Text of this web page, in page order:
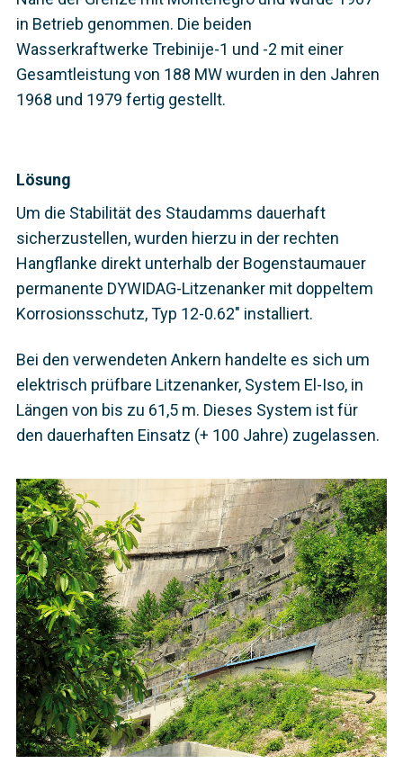
in Betrieb genommen. Die beiden
Wasserkraftwerke Trebinije-1 und -2 mit einer
Gesamtleistung von 188 MW wurden in den Jahren
1968 und 1979 fertig gestellt.
Lösung
Um die Stabilität des Staudamms dauerhaft
sicherzustellen, wurden hierzu in der rechten
Hangflanke direkt unterhalb der Bogenstaumauer
permanente DYWIDAG-Litzenanker mit doppeltem
Korrosionsschutz, Typ 12-0.62" installiert.
Bei den verwendeten Ankern handelte es sich um
elektrisch prüfbare Litzenanker, System El-Iso, in
Längen von bis zu 61,5 m. Dieses System ist für
den dauerhaften Einsatz (+ 100 Jahre) zugelassen.